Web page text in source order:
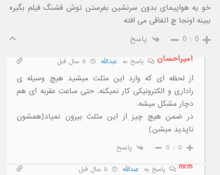
خو یه هواپیمای بدون سرنشین بفرستن توش قشنگ فیلم بگیره
ببینه اونجا چ اتفاقی می افته
0
0
پاسخ
امیراحسان
پاسخ به عبدالله
از لحظه ای که وارد این مثلث میشید هیچ وسیله ی
راداری و الکترونیکی کار نمیکنه. حتی ساعت عقربه ای هم
دچار مشکل میشه.
در ضمن هیچ چیز از این مثلث بیرون نمیاد(همشون
ناپدید میشن)
0
0 پاسخ
mrm پاسخ به عبدالله